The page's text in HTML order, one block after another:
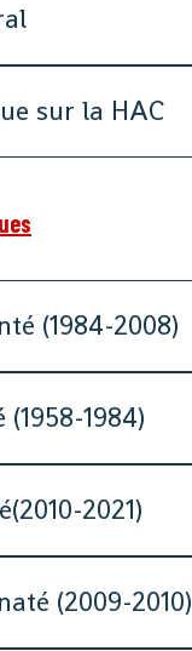
sur la HAC
(1984-2008)
1984)
2021)
(2009-2010)